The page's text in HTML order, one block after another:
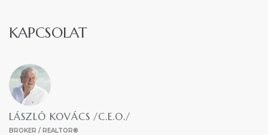
KAPCSOLAT
LÁSZLÓ KOVÁCS /C.E.O./
BROKER / REALTOR®